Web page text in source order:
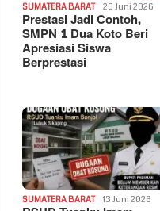
SUMATERA BARAT 20 Juni 2026
Prestasi Jadi Contoh,
SMPN 1 Dua Koto Beri
Apresiasi Siswa
Berprestasi
SUMATERA BARAT 13 Juni 2026